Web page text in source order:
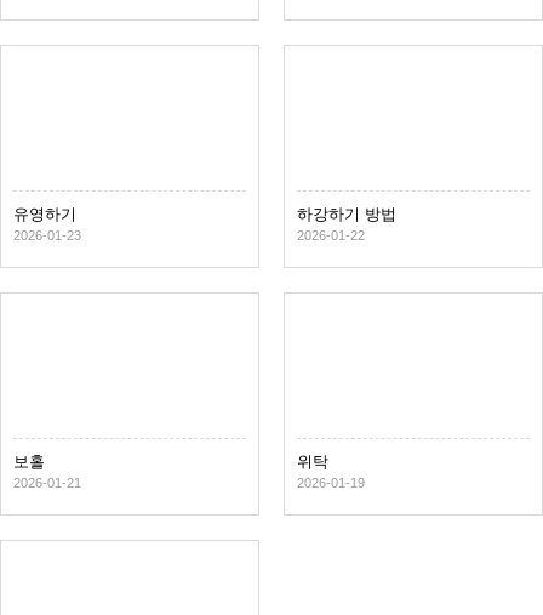
유영하기
2026-01-23
하강하기 방법
2026-01-22
보홀
2026-01-21
위탁
2026-01-19